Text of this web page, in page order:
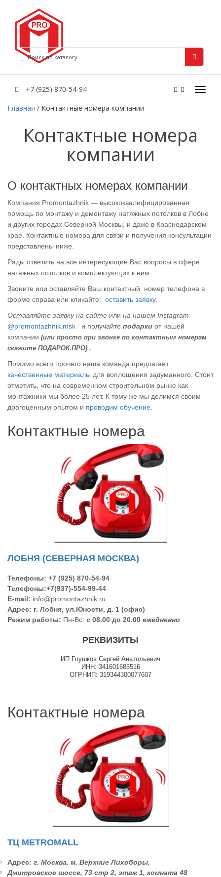
+7 (925) 870-54-94
Главная / Контактные номера компании
Контактные номера
компании
О контактных номерах компании
Компания Promontazhnik — высококвалифицированная
помощь по монтажу и демонтажу натяжных потолков в Лобне
и других городах Северной Москвы, и даже в Краснодарском
крае. Контактные номера для связи и получения консультации
представлены ниже.
Рады ответить на все интересующие Вас вопросы в сфере
натяжных потолков и комплектующих к ним.
Звоните или оставляйте Ваш контактный номер телефона в
форме справа или кликайте: оставить заявку.
Оставляйте заявку на сайте или на нашем Instagram
@promontazhnik.msk
и получайте подарки от нашей
компании (или просто при звонке по контактным номерам
скажите ПОДАРОК.ПРО) .
Помимо всего прочего наша команда предлагает
качественные материалы для воплощения задуманного. Стоит
отметить, что на современном строительном рынке как
монтажники мы более 25 лет. К тому же мы делимся своим
драгоценным опытом и проводим обучение
Контактные номера
ЛОБНЯ (СЕВЕРНАЯ МОСКВА)
Телефоны: +7 (925) 870-54-94
Телефоны:+7(937)-554-99-44
E-mail: info@promontazhnik.ru
Адрес: г. Лобня, ул.Юности, д. 1 (офис)
Режим работы: Пн-Вс: с 08.00 до 20.00 ежедневно
РЕКВИЗИТЫ
ИП Глушков Сергей Анатольевич
ИНН: 341601685516
ОГРНИП: 319344300077607
Контактные номера
ТЦ METROMALL
Адрес: г. Москва, м. Верхние Лихоборы,
Дмитровское шоссе, 73 стр 2, этаж 1, комната 48